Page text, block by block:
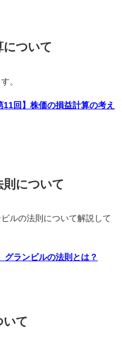
について
。
回】株価の損益計算の考え
について
ルの法則について解説して
ランビルの法則とは？
いて